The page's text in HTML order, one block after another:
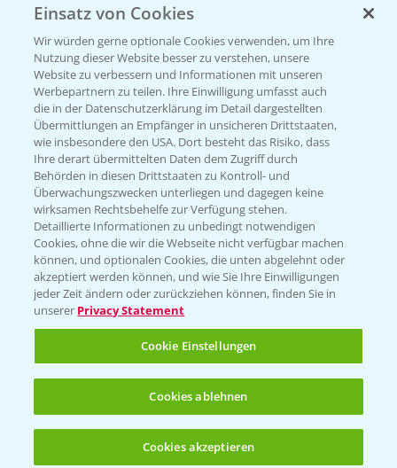
Beratung auf WhatsApp
T.+49 (0)174 346 564 1
KONTAKT
Hilfe in Notfällen
T.+49 (0)214/30-20220
Folgen Sie uns
Allgemeine Nutzungsbedingungen Datenschutzerklärung
Einsatz von Cookies
Wir würden gerne optionale Cookies verwenden, um Ihre
Nutzung dieser Website besser zu verstehen, unsere
Website zu verbessern und Informationen mit unseren
Werbepartnern zu teilen. Ihre Einwilligung umfasst auch
die in der Datenschutzerklärung im Detail dargestellten
Übermittlungen an Empfänger in unsicheren Drittstaaten,
wie insbesondere den USA. Dort besteht das Risiko, dass
Ihre derart übermittelten Daten dem Zugriff durch
Behörden in diesen Drittstaaten zu Kontroll- und
Überwachungszwecken unterliegen und dagegen keine
wirksamen Rechtsbehelfe zur Verfügung stehen.
Detaillierte Informationen zu unbedingt notwendigen
Cookies, ohne die wir die Webseite nicht verfügbar machen
können, und optionalen Cookies, die unten abgelehnt oder
akzeptiert werden können, und wie Sie Ihre Einwilligungen
jeder Zeit ändern oder zurückziehen können, finden Sie in
unserer Privacy Statement
Cookie Einstellungen
Cookies ablehnen
Cookies akzeptieren